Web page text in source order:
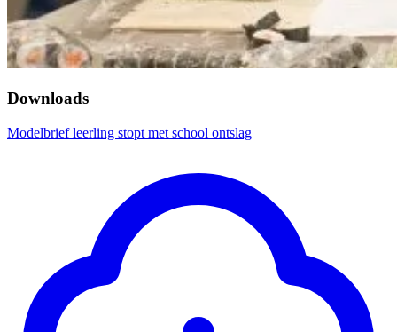
Downloads
Modelbrief leerling stopt met school ontslag